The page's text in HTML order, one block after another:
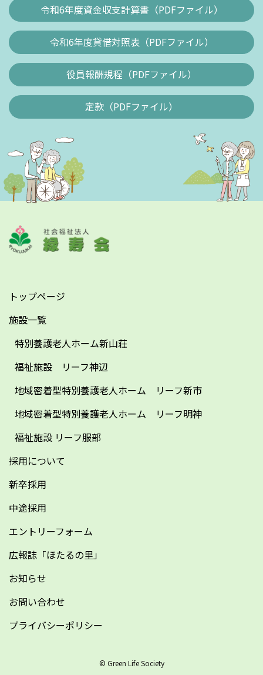
令和6年度資金収支計算書（PDFファイル）
令和6年度貸借対照表（PDFファイル）
役員報酬規程（PDFファイル）
定款（PDFファイル）
トップページ
施設一覧
特別養護老人ホーム新山荘
福祉施設 リーフ神辺
地域密着型特別養護老人ホーム リーフ新市
地域密着型特別養護老人ホーム リーフ明神
福祉施設 リーフ服部
採用について
新卒採用
中途採用
エントリーフォーム
広報誌「ほたるの里」
お知らせ
お問い合わせ
プライバシーポリシー
© Green Life Society